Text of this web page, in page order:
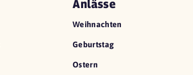
Anlässe
Weihnachten
Geburtstag
Ostern